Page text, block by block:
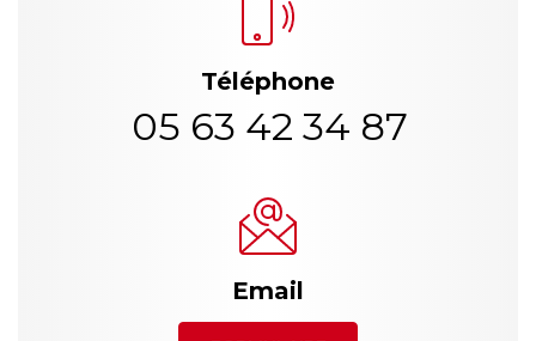
Téléphone
05 63 42 34 87
Email